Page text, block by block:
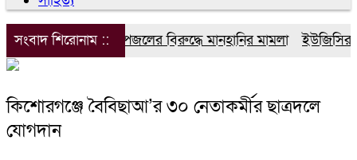
সংবাদ শিরোনাম ::ডিপজলের বিরুদ্ধে মানহানির মামলা ইউজিসির
কিশোরগঞ্জে বৈবিছাআ’র ৩০ নেতাকর্মীর ছাত্রদলে
যোগদান